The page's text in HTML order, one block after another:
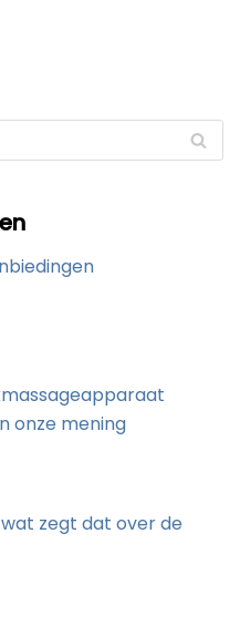
onze mening
zegt dat over de